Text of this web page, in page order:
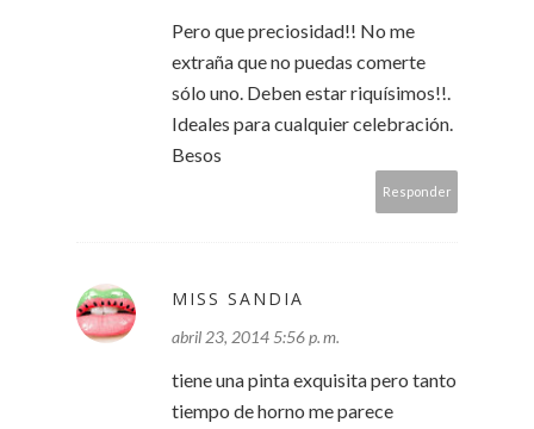
Pero que preciosidad!! No me
extraña que no puedas comerte
sólo uno. Deben estar riquísimos!!.
Ideales para cualquier celebración.
Besos
Responder
MISS SANDIA
abril 23, 2014 5:56 p. m.
tiene una pinta exquisita pero tanto
tiempo de horno me parece